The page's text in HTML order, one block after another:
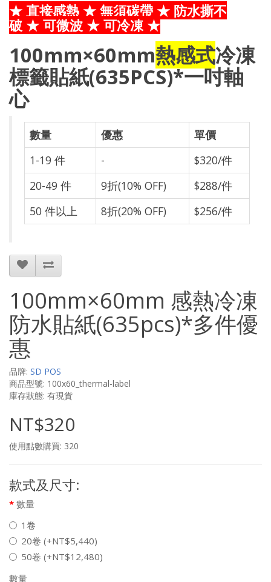
★ 直接感熱 ★ 無須碳帶 ★ 防水撕不
破 ★ 可微波 ★ 可冷凍 ★
100mm×60mm熱感式冷凍
標籤貼紙(635PCS)*一吋軸
心
數量 優惠
單價
1-19 件
-
$320/件
20-49 件
9折(10% OFF)
$288/件
50 件以上
8折(20% OFF) $256/件
100mm×60mm 感熱冷凍
防水貼紙(635pcs)*多件優
惠
品牌: SD POS
商品型號: 100x60_thermal-label
庫存狀態: 有現貨
NT$320
使用點數購買: 320
款式及尺寸:
數量
1卷
20卷 (+NT$5,440)
50卷 (+NT$12,480)
數量